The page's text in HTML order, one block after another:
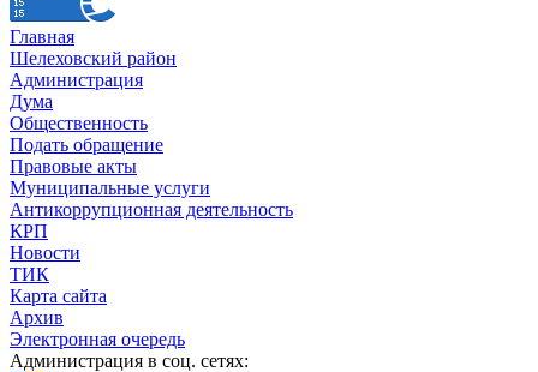
Главная
Шелеховский район
Администрация
Дума
Общественность
Подать обращение
Правовые акты
Муниципальные услуги
Антикоррупционная деятельность
КРП
Новости
ТИК
Карта сайта
Архив
Электронная очередь
Администрация в соц. сетях: